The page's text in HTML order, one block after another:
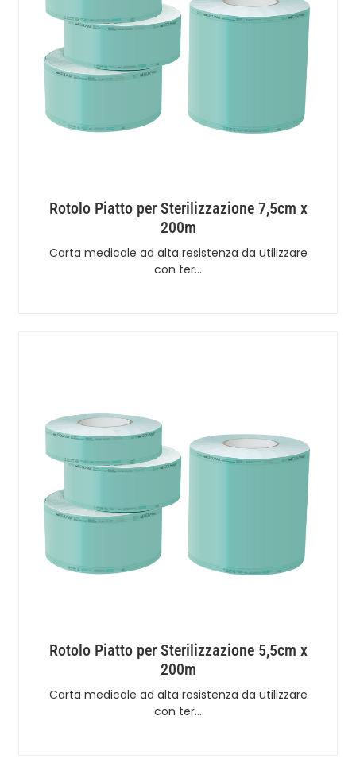
Rotolo Piatto per Sterilizzazione 7,5cm x
200m
Carta medicale ad alta resistenza da utilizzare
con ter…
Rotolo Piatto per Sterilizzazione 5,5cm x
200m
Carta medicale ad alta resistenza da utilizzare
con ter…